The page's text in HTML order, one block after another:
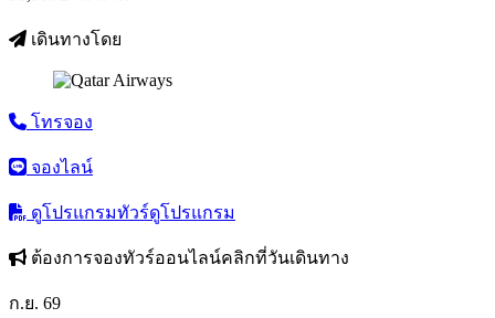
เดินทางโดย
โทรจอง
จองไลน์
ดูโปรแกรมทัวร์ดูโปรแกรม
ต้องการจองทัวร์ออนไลน์คลิกที่วันเดินทาง
ก.ย. 69